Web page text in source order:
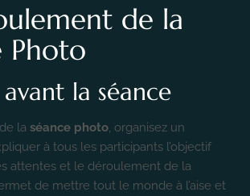
de la
Photo
la séance
la séance photo, organisez un
à tous les participants l’objectif
attentes et le déroulement de la
de mettre tout le monde à l’aise et